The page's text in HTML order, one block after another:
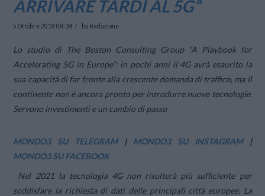
ARRIVARE TARDI AL 5G”
5 Ottobre 2018 08:34 by Redazione
Lo studio di The Boston Consulting Group “A Playbook for
Accelerating 5G in Europe”: in pochi anni il 4G avrà esaurito la
sua capacità di far fronte alla crescentedomanda di traffico, ma il
continente non è ancora pronto per introdurre nuove tecnologie.
Servono investimenti e un cambio di passo
MONDO3 SU TELEGRAM| MONDO3 SU INSTAGRAM|
MONDO3 SU FACEBOOK
Nel 2021 la tecnologia 4G non risulterà più sufficiente per
soddisfare la richiesta di dati delle principali città europee. La